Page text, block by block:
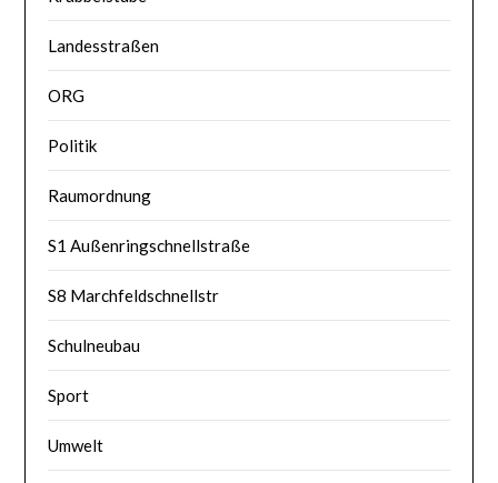
Landesstraßen
ORG
Politik
Raumordnung
S1 Außenringschnellstraße
S8 Marchfeldschnellstr
Schulneubau
Sport
Umwelt